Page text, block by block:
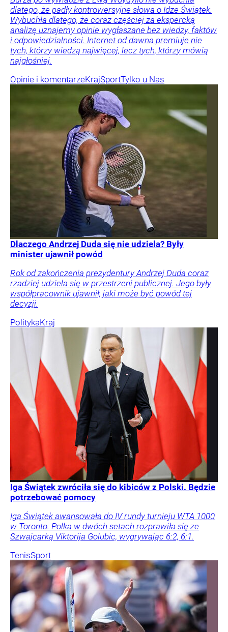
dlatego, że padły kontrowersyjne słowa o Idze Świątek.
Wybuchła dlatego, że coraz częściej za ekspercką
analizę uznajemy opinie wygłaszane bez wiedzy, faktów
i odpowiedzialności. Internet od dawna premiuje nie
tych, którzy wiedzą najwięcej, lecz tych, którzy mówią
najgłośniej.
Opinie i komentarzeKrajSportTylko u Nas
Dlaczego Andrzej Duda się nie udziela? Były
minister ujawnił powód
Rok od zakończenia prezydentury Andrzej Duda coraz
rzadziej udziela się w przestrzeni publicznej. Jego były
współpracownik ujawnił, jaki może być powód tej
decyzji.
PolitykaKraj
Iga Świątek zwróciła się do kibiców z Polski. Będzie
potrzebować pomocy
Iga Świątek awansowała do IV rundy turnieju WTA 1000
w Toronto. Polka w dwóch setach rozprawiła się ze
Szwajcarką Viktorija Golubic, wygrywając 6:2, 6:1.
TenisSport